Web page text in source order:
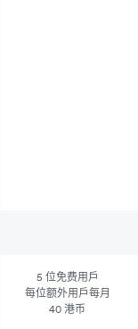
5 位免费用戶
每位额外用戶每月
40 港币